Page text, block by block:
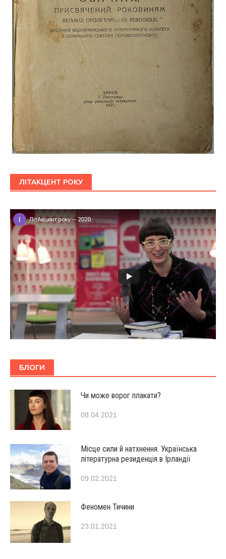
ЛІТАКЦЕНТ РОКУ
БЛОГИ
Чи може ворог плакати?
08.04.2021
Місце сили й натхнення. Українська
літературна резиденція в Ірландії
09.02.2021
Феномен Тичини
23.01.2021